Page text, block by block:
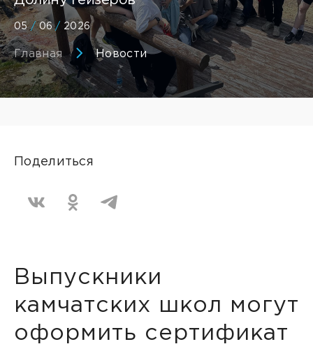
05/06/ 2026
Главная Новости
Поделиться
Выпускники
камчатских школ могут
оформить сертификат